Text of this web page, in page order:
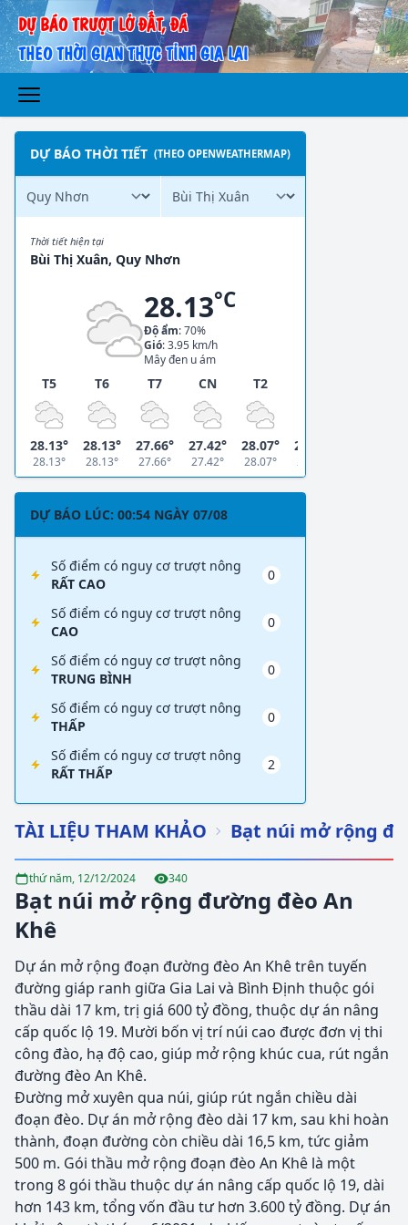
DỰ BÁO TRƯỢT LỞ ĐẤT, ĐÁ
THEO THỜI GIAN THỰC TỈNH GIA LAI
DỰ BÁO THỜI TIẾT (THEO OPENWEATHERMAP)
Thời tiết hiện tại
Bùi Thị Xuân, Quy Nhơn
28.13°C
Độ ẩm: 70%
Gió: 3.95 km/h
Mây đen u ám
T5
28.13°
28.13°
T6
28.13°
28.13°
T7
27.66°
27.66°
CN
27.42°
27.42°
T2
28.07°
28.07°
27.57°
27.57°
DỰ BÁO LÚC: 00:54 NGÀY 07/08
Số điểm có nguy cơ trượt nông
RẤT CAO
0
Số điểm có nguy cơ trượt nông
CAO
0
Số điểm có nguy cơ trượt nông
TRUNG BÌNH
0
Số điểm có nguy cơ trượt nông
THẤP
0
Số điểm có nguy cơ trượt nông
RẤT THẤP
2
TÀI LIỆU THAM KHẢO Bạt núi mở rộng
thứ năm, 12/12/2024 340
Bạt núi mở rộng đường đèo An
Khê
Dự án mở rộng đoạn đường đèo An Khê trên tuyến
đường giáp ranh giữa Gia Lai và Bình Định thuộc gói
thầu dài 17 km, trị giá 600 tỷ đồng, thuộc dự án nâng
cấp quốc lộ 19. Mười bốn vị trí núi cao được đơn vị thi
công đào, hạ độ cao, giúp mở rộng khúc cua, rút ngắn
đường đèo An Khê.
Đường mở xuyên qua núi, giúp rút ngắn chiều dài
đoạn đèo. Dự án mở rộng đèo dài 17 km, sau khi hoàn
thành, đoạn đường còn chiều dài 16,5 km, tức giảm
500 m. Gói thầu mở rộng đoạn đèo An Khê là một
trong 8 gói thầu thuộc dự án nâng cấp quốc lộ 19, dài
hơn 143 km, tổng vốn đầu tư hơn 3.600 tỷ đồng. Dự án